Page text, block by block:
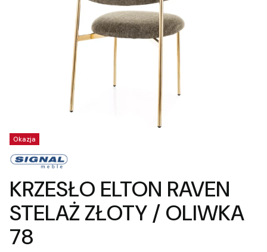
Tagi produktu
Okazja
KRZESŁO ELTON RAVEN
STELAŻ ZŁOTY / OLIWKA
78